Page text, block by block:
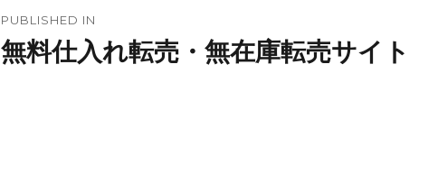
Post
navigation
PUBLISHED IN
無料仕入れ転売・無在庫転売サイト